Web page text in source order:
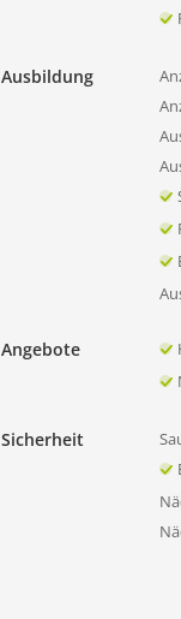
Ausbildung
Angebote
Sicherheit